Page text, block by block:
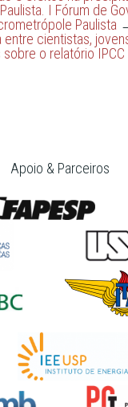
I Fórum de
Paulista
entre cientistas,
o relatório IPCC
Apoio & Parceiros